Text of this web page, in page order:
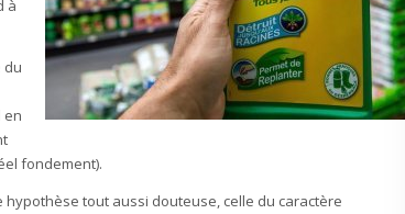
à
du
en
fondement).
hypothèse tout aussi douteuse, celle du caractère